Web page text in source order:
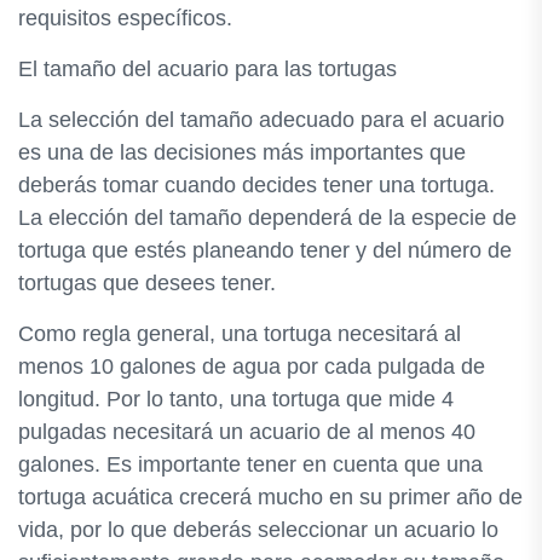
requisitos específicos.
El tamaño del acuario para las tortugas
La selección del tamaño adecuado para el acuario
es una de las decisiones más importantes que
deberás tomar cuando decides tener una tortuga.
La elección del tamaño dependerá de la especie de
tortuga que estés planeando tener y del número de
tortugas que desees tener.
Como regla general, una tortuga necesitará al
menos 10 galones de agua por cada pulgada de
longitud. Por lo tanto, una tortuga que mide 4
pulgadas necesitará un acuario de al menos 40
galones. Es importante tener en cuenta que una
tortuga acuática crecerá mucho en su primer año de
vida, por lo que deberás seleccionar un acuario lo